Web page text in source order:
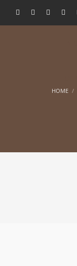
HOME